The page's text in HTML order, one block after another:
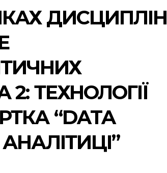
ДИСЦИПЛІН
ТЕХНОЛОГІЇ
“DATA